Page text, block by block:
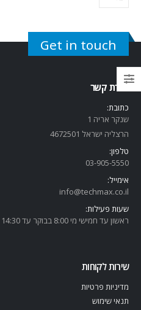
Get in touch
יצירת קשר
כתובת:
שנקר אריה 1
הרצליה ישראל 4672501
טלפון:
03-905-5550
אימייל:
info@techmax.co.il
שעות פעילות:
ראשון עד חמישי מי 8:00 בבוקר עד 14:30
שירות לקוחות
מדיניות פרטיות
תנאי שימוש